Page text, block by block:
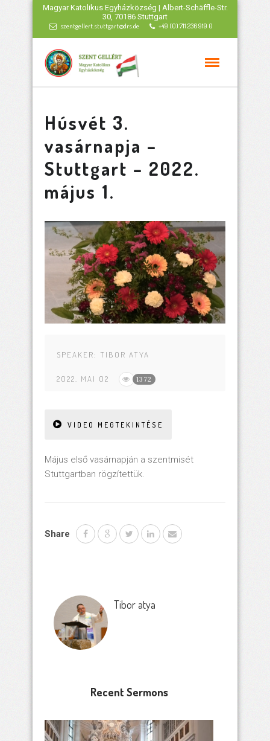
Magyar Katolikus Egyházközség | Albert-Schäffle-Str.
30, 70186 Stuttgart
szentgellert.stuttgart@drs.de +49 (0) 711 236 919 0
Húsvét 3.
vasárnapja –
Stuttgart – 2022.
május 1.
SPEAKER: TIBOR ATYA
2022. MAI 02 1372
VIDEO MEGTEKINTÉSE
Május első vasárnapján a szentmisét
Stuttgartban rögzítettük.
Share
Tibor atya
Recent Sermons